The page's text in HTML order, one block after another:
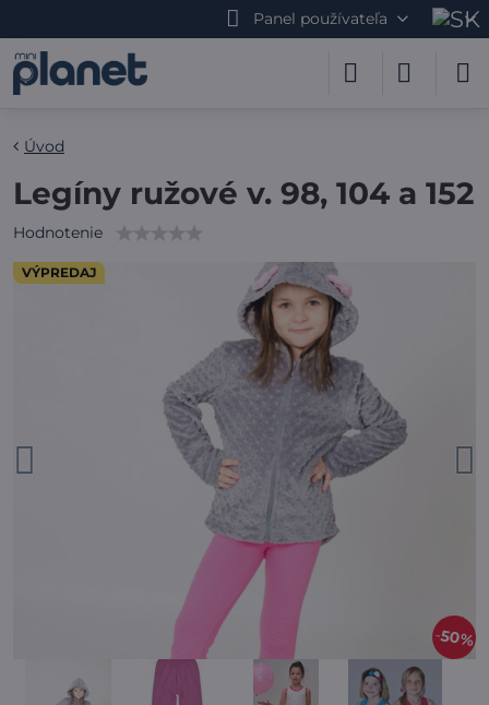
Panel používateľa
VÝPREDAJ
50%
Úvod
Legíny ružové v. 98, 104 a 152
Hodnotenie